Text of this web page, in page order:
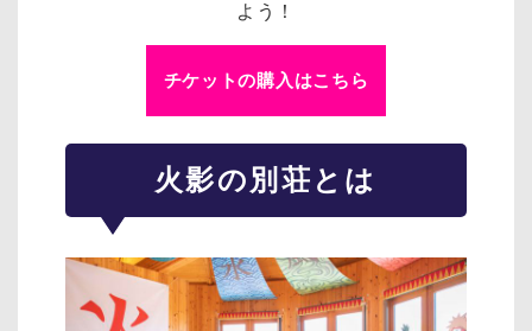
よう！
チケットの購入はこちら
火影の別荘とは